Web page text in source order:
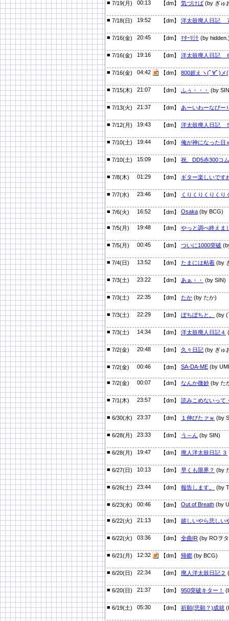
■ 7/19(月) 00:13 【dm】 気づけば (by ぎゅ
■ 7/18(日) 19:52 【dm】 洋太鼓廃人日記
■ 7/16(金) 20:45 【dm】 ﾏﾀｰﾘ汁 (by
■ 7/16(金) 19:16 【dm】 洋太鼓廃人日記
■ 7/16(金) 04:42 【dm】 800超えヽ(ﾟ∀ﾟ)メ
■ 7/15(木) 21:07 【dm】 ふぅ・・・ (by
■ 7/13(火) 21:37 【dm】 あーいわーなびー
■ 7/12(月) 19:43 【dm】 洋太鼓廃人日記
■ 7/10(土) 19:44 【dm】 俺が神になった日
■ 7/10(土) 15:09 【dm】 祝、DD5赤300コ
■ 7/8(木) 01:29 【dm】 ギター楽しいです
■ 7/7(水) 23:46 【dm】 くりくりくりくり
■ 7/6(火) 16:52 【dm】 Osaka (by BCG)
■ 7/5(月) 19:48 【dm】 やっと調べ終えま
■ 7/5(月) 00:45 【dm】 ついに1000突破
■ 7/4(日) 13:52 【dm】 たまには粘着 (by
■ 7/3(土) 23:22 【dm】 あぁ・・ (by SIN)
■ 7/3(土) 22:35 【dm】 たか (by たか)
■ 7/3(土) 22:29 【dm】 ぼちぼちと。 (by
■ 7/3(土) 14:34 【dm】 洋太鼓廃人日記４
■ 7/2(金) 20:48 【dm】 久々日記 (by ぎゅ
■ 7/2(金) 00:46 【dm】 SA-DA-ME (by
■ 7/2(金) 00:07 【dm】 なんか微妙 (by た
■ 7/1(木) 23:57 【dm】 読みこめないって
■ 6/30(水) 23:37 【dm】 １伸びたァｗ (by
■ 6/28(月) 23:33 【dm】 う～ん (by SIN)
■ 6/28(月) 19:47 【dm】 廃人洋太鼓日記 ３
■ 6/27(日) 10:13 【dm】 早くも限界？ (by
■ 6/26(土) 23:44 【dm】 報告します。 (by
■ 6/23(水) 00:46 【dm】 Out of Breath (by
■ 6/22(火) 21:13 【dm】 嬉しいやら悲しい
■ 6/22(火) 03:36 【dm】 全曲IR (by ROヲ
■ 6/21(月) 12:32 【dm】 帰郷 (by BCG)
■ 6/20(日) 22:34 【dm】 廃人洋太鼓日記２
■ 6/20(日) 21:37 【dm】 950突破キター！
■ 6/19(土) 05:30 【dm】 祈願(悲願？)成就